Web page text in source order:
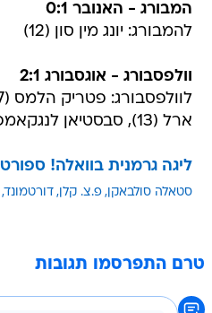
המבורג - האנובר 0:1
להמבורג: יונג מין סון (12)
וולפסבורג - אוגסבורג 2:1
ארל (13), סבסטיאן לנגקאמפ (88)
ליגה גרמנית בוואלה! ספורט
סטאלה סולבאקן פ.צ. קלן דורטמונד
טרם התפרסמו תגובות